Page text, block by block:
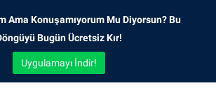
Ama Konuşamıyorum Mu Diyorsun? Bu
Bugün Ücretsiz Kır!
Uygulamayı İndir!